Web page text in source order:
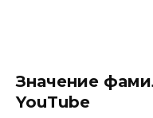
Значение
YouTube